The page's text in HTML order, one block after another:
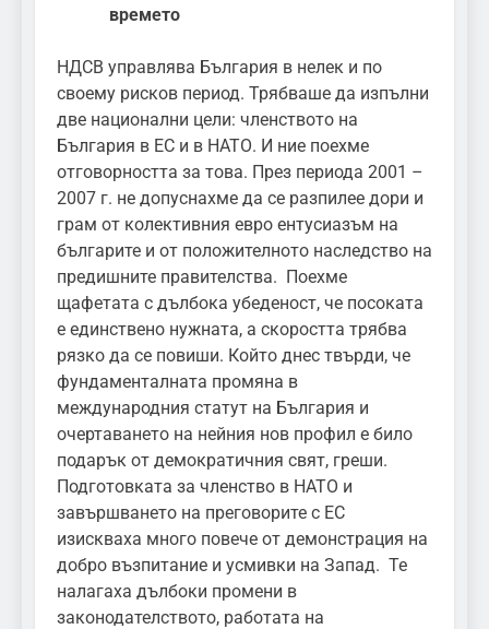
времето
НДСВ управлява България в нелек и по
своему рисков период. Трябваше да изпълни
две национални цели: членството на
България в ЕС и в НАТО. И ние поехме
отговорността за това. През периода 2001 –
2007 г. не допуснахме да се разпилее дори и
грам от колективния евро ентусиазъм на
българите и от положителното наследство на
предишните правителства. Поехме
щафетата с дълбока убеденост, че посоката
е единствено нужната, а скоростта трябва
рязко да се повиши. Който днес твърди, че
фундаменталната промяна в
международния статут на България и
очертаването на нейния нов профил е било
подарък от демократичния свят, греши.
Подготовката за членство в НАТО и
завършването на преговорите с ЕС
изискваха много повече от демонстрация на
добро възпитание и усмивки на Запад. Те
налагаха дълбоки промени в
законодателството, работата на